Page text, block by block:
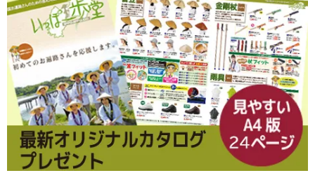
ビニールカバーは付いておりません。
■サイズ＝縦約26cm、横約18cm、厚み約1.8cm